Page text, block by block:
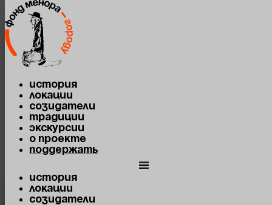
Перейти к содержимому
История
Локации
Созидатели
Традиции
Экскурсии
О проекте
Поддержать
История
Локации
Созидатели